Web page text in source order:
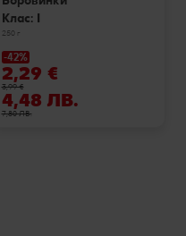
Клас: I
250 г
-42%
2,29 €
3,99 €
4,48 ЛВ.
7,80 ЛВ.